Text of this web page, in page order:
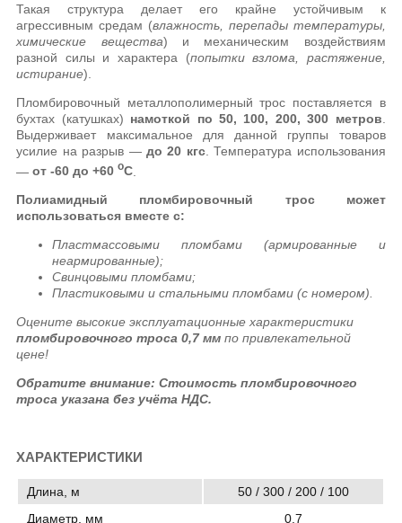
Такая структура делает его крайне устойчивым к
агрессивным средам (влажность, перепады температуры,
химические вещества) и механическим воздействиям
разной силы и характера (попытки взлома, растяжение,
истирание).
Пломбировочный металлополимерный трос поставляется в
бухтах (катушках) намоткой по 50, 100, 200, 300 метров
Выдерживает максимальное для данной группы товаров
усилие на разрыв —до 20 кгс. Температура использования
—от -60 до +60оC
Полиамидный пломбировочный трос может
использоваться вместе с:
Пластмассовыми пломбами (армированные и
неармированные);
Свинцовыми пломбами;
Пластиковыми и стальными пломбами (с номером).
Оцените высокие эксплуатационные характеристики
пломбировочного троса 0,7 мм по привлекательной
цене!
Обратите внимание: Стоимость пломбировочного
троса указана без учёта НДС.
ХАРАКТЕРИСТИКИ
Длина, м
50 / 300 / 200 / 100
Диаметр, мм
0,7